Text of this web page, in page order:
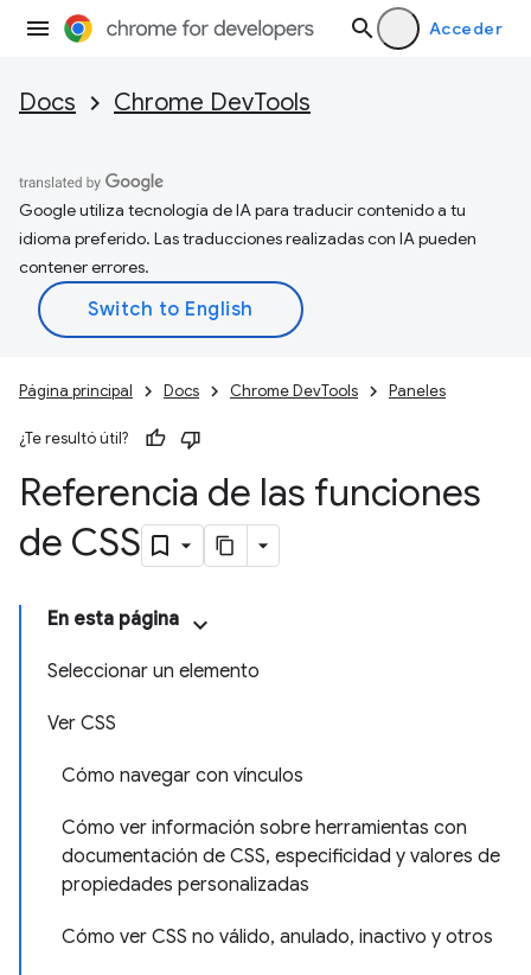
Acceder
Docs Chrome DevTools
Google utiliza tecnología de IA para traducir contenido a tu
idioma preferido. Las traducciones realizadas con IA pueden
contener errores.
Página principal Docs Chrome DevTools Paneles
¿Te resultó útil?
Referencia de las funciones
de CSS
En esta página
Seleccionar un elemento
Ver CSS
Cómo navegar con vínculos
Cómo ver información sobre herramientas con
documentación de CSS, especificidad y valores de
propiedades personalizadas
Cómo ver CSS no válido, anulado, inactivo y otros